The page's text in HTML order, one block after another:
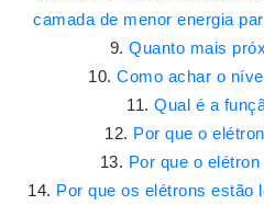
camada de menor energia
Quanto mais
Como achar o
Qual é a
Por que o
Por que o
Por que os elétrons estão